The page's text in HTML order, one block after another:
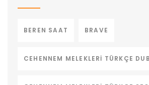
BEREN SAAT BRAVE
CEHENNEM MELEKLERI TÜRKÇE